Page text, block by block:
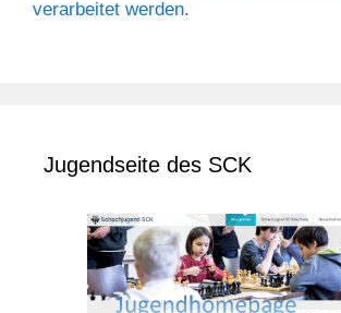
verarbeitet werden.
Jugendseite des SCK